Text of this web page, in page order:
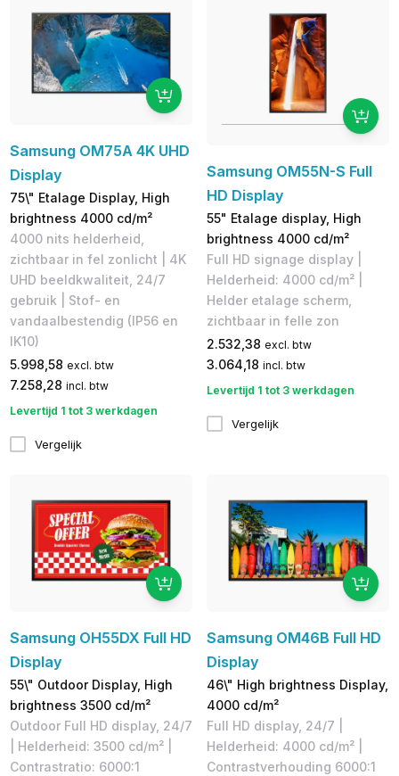
Samsung OM75A 4K UHD
Display
75\" Etalage Display, High
brightness 4000 cd/m²
4000 nits helderheid,
zichtbaar in fel zonlicht | 4K
UHD beeldkwaliteit, 24/7
gebruik | Stof- en
vandaalbestendig (IP56 en
IK10)
5.998,58 excl. btw
7.258,28 incl. btw
Levertijd 1 tot 3 werkdagen
Vergelijk
Samsung OM55N-S Full
HD Display
55" Etalage display, High
brightness 4000 cd/m²
Full HD signage display |
Helderheid: 4000 cd/m² |
Helder etalage scherm,
zichtbaar in felle zon
2.532,38 excl. btw
3.064,18 incl. btw
Levertijd 1 tot 3 werkdagen
Vergelijk
Samsung OH55DX Full HD
Display
55\" Outdoor Display, High
brightness 3500 cd/m²
Outdoor Full HD display, 24/7
| Helderheid: 3500 cd/m² |
Contrastratio: 6000:1
Samsung OM46B Full HD
Display
46\" High brightness Display,
4000 cd/m²
Full HD display, 24/7 |
Helderheid: 4000 cd/m² |
Contrastverhouding 6000:1